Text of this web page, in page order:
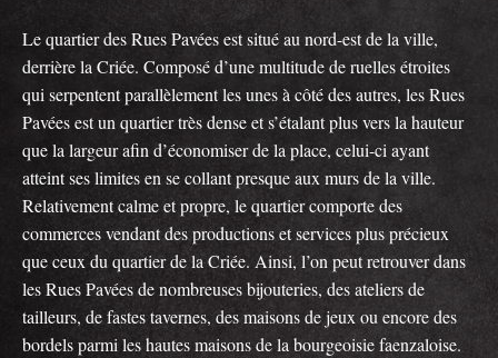
Le quartier des Rues Pavées est situé au nord-est de la ville,
derrière la Criée. Composé d’une multitude de ruelles étroites
qui serpentent parallèlement les unes à côté des autres, les Rues
Pavées est un quartier très dense et s’étalant plus vers la hauteur
que la largeur afin d’économiser de la place, celui-ci ayant
atteint ses limites en se collant presque aux murs de la ville.
Relativement calme et propre, le quartier comporte des
commerces vendant des productions et services plus précieux
que ceux du quartier de la Criée. Ainsi, l’on peut retrouver dans
les Rues Pavées de nombreuses bijouteries, des ateliers de
tailleurs, de fastes tavernes, des maisons de jeux ou encore des
bordels parmi les hautes maisons de la bourgeoisie faenzaloise.